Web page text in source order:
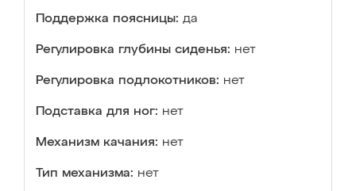
Поддержка поясницы: да
Регулировка глубины сиденья: нет
Регулировка подлокотников: нет
Подставка для ног: нет
Механизм качания: нет
Тип механизма: нет